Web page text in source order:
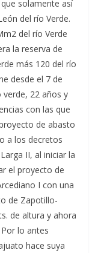
solamente así
del río Verde.
del río Verde
la reserva de
más 120 del río
desde el 7 de
verde, 22 años y
con las que
de abasto
a los decretos
II, al iniciar la
el proyecto de
I con una
de Zapotillo-
de altura y ahora
lo antes
hace suya